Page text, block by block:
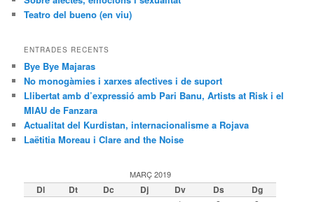
Teatro del bueno (en viu)
ENTRADES RECENTS
Bye Bye Majaras
No monogàmies i xarxes afectives i de suport
Llibertat amb d’expressió amb Pari Banu, Artists at Risk i el
MIAU de Fanzara
Actualitat del Kurdistan, internacionalisme a Rojava
Laëtitia Moreau i Clare and the Noise
MARÇ 2019
Dl Dt Dc Dj Dv Ds Dg